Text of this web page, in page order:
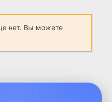
нет. Вы можете